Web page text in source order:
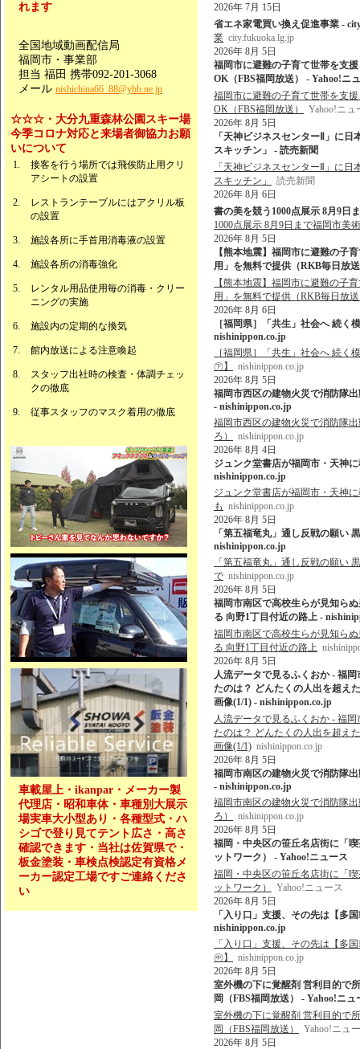
れます
全国地域動画配信局
福岡市・事業部
担当 福田 携帯092-201-3068
メール nishichina66_88@ybb.ne.jp
☆☆☆・大分九重森林公園スキー場
今季コロナ対応と来場者御協力お願
いについて
接客を行う場所では飛俟防止用クリ
アシートの設置
レストランテーブルにはアクリル板
の設置
施設各所に手首用消毒液の設置
施設各所の消毒強化
レンタル用品使用毎の消毒・クリー
ニングの実施
施設内の定期的な換気
館内放送による注意喚起
スタッフ出社時の検査・体調チェッ
クの徹底
従事スタッフのマスク着用の徹底
車載屋上・ikanpar・メーカー製
代理店・昭和車体・車種別大展示
場実車大小型あり・各種型式・ハ
シゴで登り見てテント広さ・高さ
確認できます・当社は佐賀県で・
板金塗装・車検点検認定有資格メ
ーカー認定工場ですご連絡くださ
い
2026年 7月 15日
省エネ家電買い換え促進事業 -
業 city.fukuoka.lg.jp
2026年 8月 5日
福岡市に避難の子育て世帯を支
OK（FBS福岡放送） - Yahoo!ニ
福岡市に避難の子育て世帯を支
OK（FBS福岡放送）
Yahoo!ニュ
2026年 8月 5日
「天神ビジネスセンターⅡ」に
スキッチン」 - 読売新聞
「天神ビジネスセンターⅡ」に
スキッチン」
読売新聞
2026年 8月 6日
書の美を競う1000点展示 8月9日
1000点展示 8月9日まで福岡市美
2026年 8月 5日
【熊本地震】福岡市に避難の子
用」を無料で提供（RKB毎日放
【熊本地震】福岡市に避難の子
用」を無料で提供（RKB毎日放
2026年 8月 6日
［福岡県］「共生」社会へ 続く
nishinippon.co.jp
［福岡県］「共生」社会へ 続く
㊦】
nishinippon.co.jp
2026年 8月 5日
福岡市西区の建物火災で消防隊
- nishinippon.co.jp
福岡市西区の建物火災で消防隊
ろ）
nishinippon.co.jp
2026年 8月 4日
ジュンク堂書店が福岡市・天神
nishinippon.co.jp
ジュンク堂書店が福岡市・天神
も nishinippon.co.jp
2026年 8月 5日
「第五福竜丸」通し反戦の願い
nishinippon.co.jp
「第五福竜丸」通し反戦の願い
で nishinippon.co.jp
2026年 8月 5日
福岡市南区で高校生らが見知ら
る 向野1丁目付近の路上 -
福岡市南区で高校生らが見知ら
る 向野1丁目付近の路上
2026年 8月 5日
人流データで見るふくおか - 福
たのは？ どんたくの人出を超え
画像(1/1) - nishinippon.co.jp
人流データで見るふくおか - 福
たのは？ どんたくの人出を超え
画像(1/1) nishinippon.co.jp
2026年 8月 5日
福岡市南区の建物火災で消防隊
- nishinippon.co.jp
福岡市南区の建物火災で消防隊
ろ）
nishinippon.co.jp
2026年 8月 5日
福岡・中央区の笹丘名店街に「
ットワーク） - Yahoo!ニュース
福岡・中央区の笹丘名店街に「
ットワーク）
Yahoo!ニュース
2026年 8月 5日
「入り口」支援、その先は【多
nishinippon.co.jp
「入り口」支援、その先は【多
㊥】
nishinippon.co.jp
2026年 8月 5日
室外機の下に覚醒剤 営利目的で
岡（FBS福岡放送） - Yahoo!ニュ
室外機の下に覚醒剤 営利目的で
岡（FBS福岡放送）
Yahoo!ニュ
2026年 8月 5日